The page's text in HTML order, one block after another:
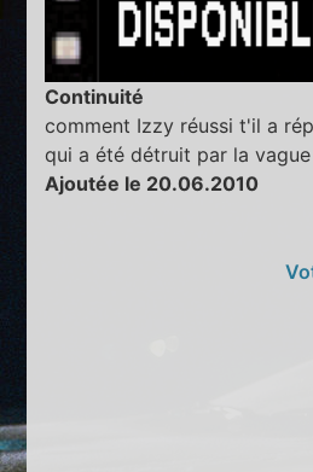
Continuité
comment Izzy réussi t'il a
qui a été détruit par la
Ajoutée le 20.06.2010